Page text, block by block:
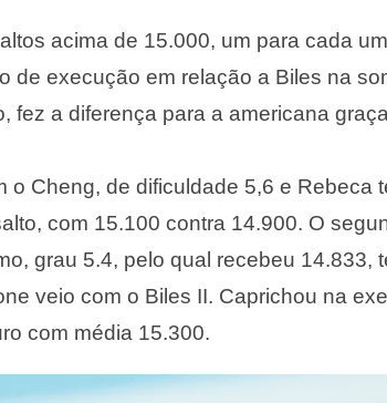
acima de 15.000, um para cada
de execução em relação a Biles na
fez a diferença para a americana
o Cheng, de dificuldade 5,6 e Rebeca
com 15.100 contra 14.900. O
grau 5.4, pelo qual recebeu 14.833,
veio com o Biles II. Caprichou na
com média 15.300.